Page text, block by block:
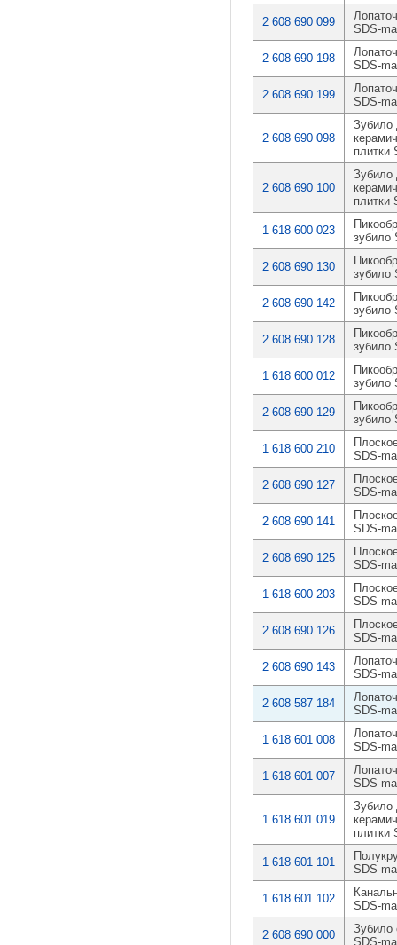
2 608 690 099
SDS-
2 608 690 198
SDS-
2 608 690 199
SDS-
2 608 690 098
Зубило
плитки
2 608 690 100
Зубило
плитки
1 618 600 023
зубило
2 608 690 130
зубило
2 608 690 142
зубило
2 608 690 128
зубило
1 618 600 012
зубило
2 608 690 129
зубило
1 618 600 210
SDS-
2 608 690 127
SDS-
2 608 690 141
SDS-
2 608 690 125
SDS-
1 618 600 203
SDS-
2 608 690 126
SDS-
2 608 690 143
SDS-
2 608 587 184
SDS-
1 618 601 008
SDS-
1 618 601 007
SDS-
1 618 601 019
Зубило
плитки
1 618 601 101
SDS-
1 618 601 102
SDS-
2 608 690 000
Зубило
SDS-